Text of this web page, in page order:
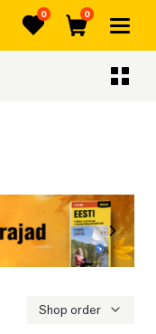
Lemmikud
0
Ostukorv
0
Shop order